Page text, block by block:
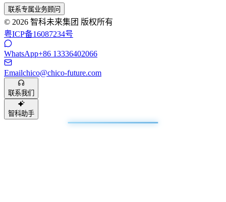
联系专属业务顾问
© 2026 智科未来集团 版权所有
粤ICP备16087234号
WhatsApp+86 13336402066
Emailchico@chico-future.com
联系我们
智科助手